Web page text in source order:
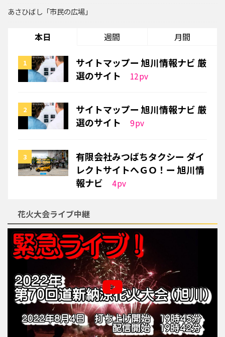
あさひばし「市民の広場」
本日 週間 月間
サイトマップー 旭川情報ナビ 厳
選のサイト
12pv
サイトマップー 旭川情報ナビ 厳
選のサイト
9pv
有限会社みつばちタクシー ダイ
レクトサイトへＧＯ！ー 旭川情
報ナビ
4pv
花火大会ライブ中継